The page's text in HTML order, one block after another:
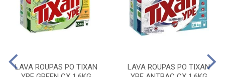
LAVA ROUPAS PO TIXAN
LAVA ROUPAS PO TIXAN